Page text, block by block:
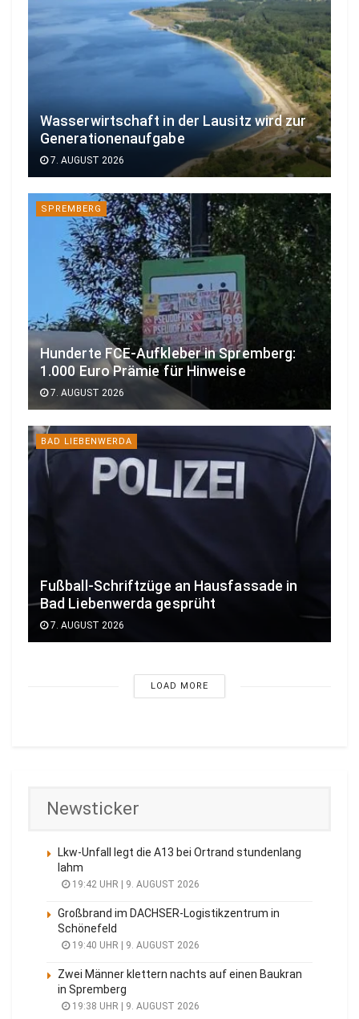
Wasserwirtschaft in der Lausitz wird zur
Generationenaufgabe
7. AUGUST 2026
SPREMBERG
Hunderte FCE-Aufkleber in Spremberg:
1.000 Euro Prämie für Hinweise
7. AUGUST 2026
BAD LIEBENWERDA
Fußball-Schriftzüge an Hausfassade in
Bad Liebenwerda gesprüht
7. AUGUST 2026
LOAD MORE
Newsticker
Lkw-Unfall legt die A13 bei Ortrand stundenlang
lahm
19:42 UHR | 9. AUGUST 2026
Großbrand im DACHSER-Logistikzentrum in
Schönefeld
19:40 UHR | 9. AUGUST 2026
Zwei Männer klettern nachts auf einen Baukran
in Spremberg
19:38 UHR | 9. AUGUST 2026